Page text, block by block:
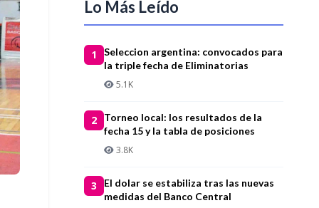
Lo Más Leído
1
Seleccion argentina: convocados para
la triple fecha de Eliminatorias
5.1K
2
Torneo local: los resultados de la
fecha 15 y la tabla de posiciones
3.8K
3
El dolar se estabiliza tras las nuevas
medidas del Banco Central